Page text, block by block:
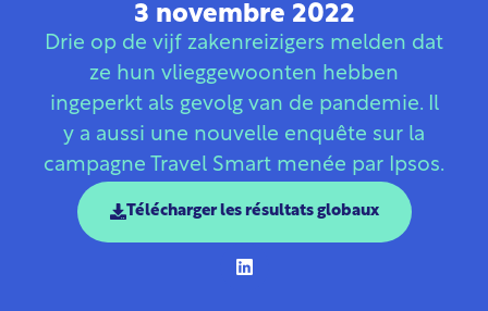
3 novembre 2022
Drie op de vijf zakenreizigers melden dat
ze hun vlieggewoonten hebben
ingeperkt als gevolg van de pandemie. Il
y a aussi une nouvelle enquête sur la
campagne Travel Smart menée par Ipsos.
Télécharger les résultats globaux